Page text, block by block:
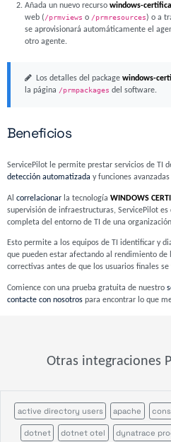
Añada un nuevo recursowindows-
web (/prmviews o /prmresources) o a
se aprovisionará automáticamente el
otro agente.
Los detalles del package windows-
la página /prmpackages del software.
Beneficios
ServicePilot le permite prestar servicios de TI
detección automatizada y funciones
Al correlacionarla tecnología WINDOWS
supervisión de infraestructuras, ServicePilot
completa del entorno de TI de una
Esto permite a los equipos de TI identificar y
que pueden estar afectando al rendimiento de
correctivas antes de que los usuarios finales se
Comience con una prueba gratuita de nuestro
contacte con nosotrospara encontrar lo que
Otras integraciones
active directory users apache
dotnet dotnet otel dynatrace